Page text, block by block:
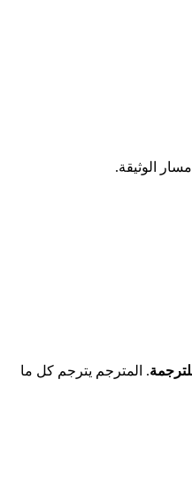
الوثيقة.
. المترجم يترجم كل ما